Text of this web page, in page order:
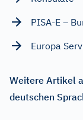
PISA-E –
Europa
Weitere Artikel
deutschen